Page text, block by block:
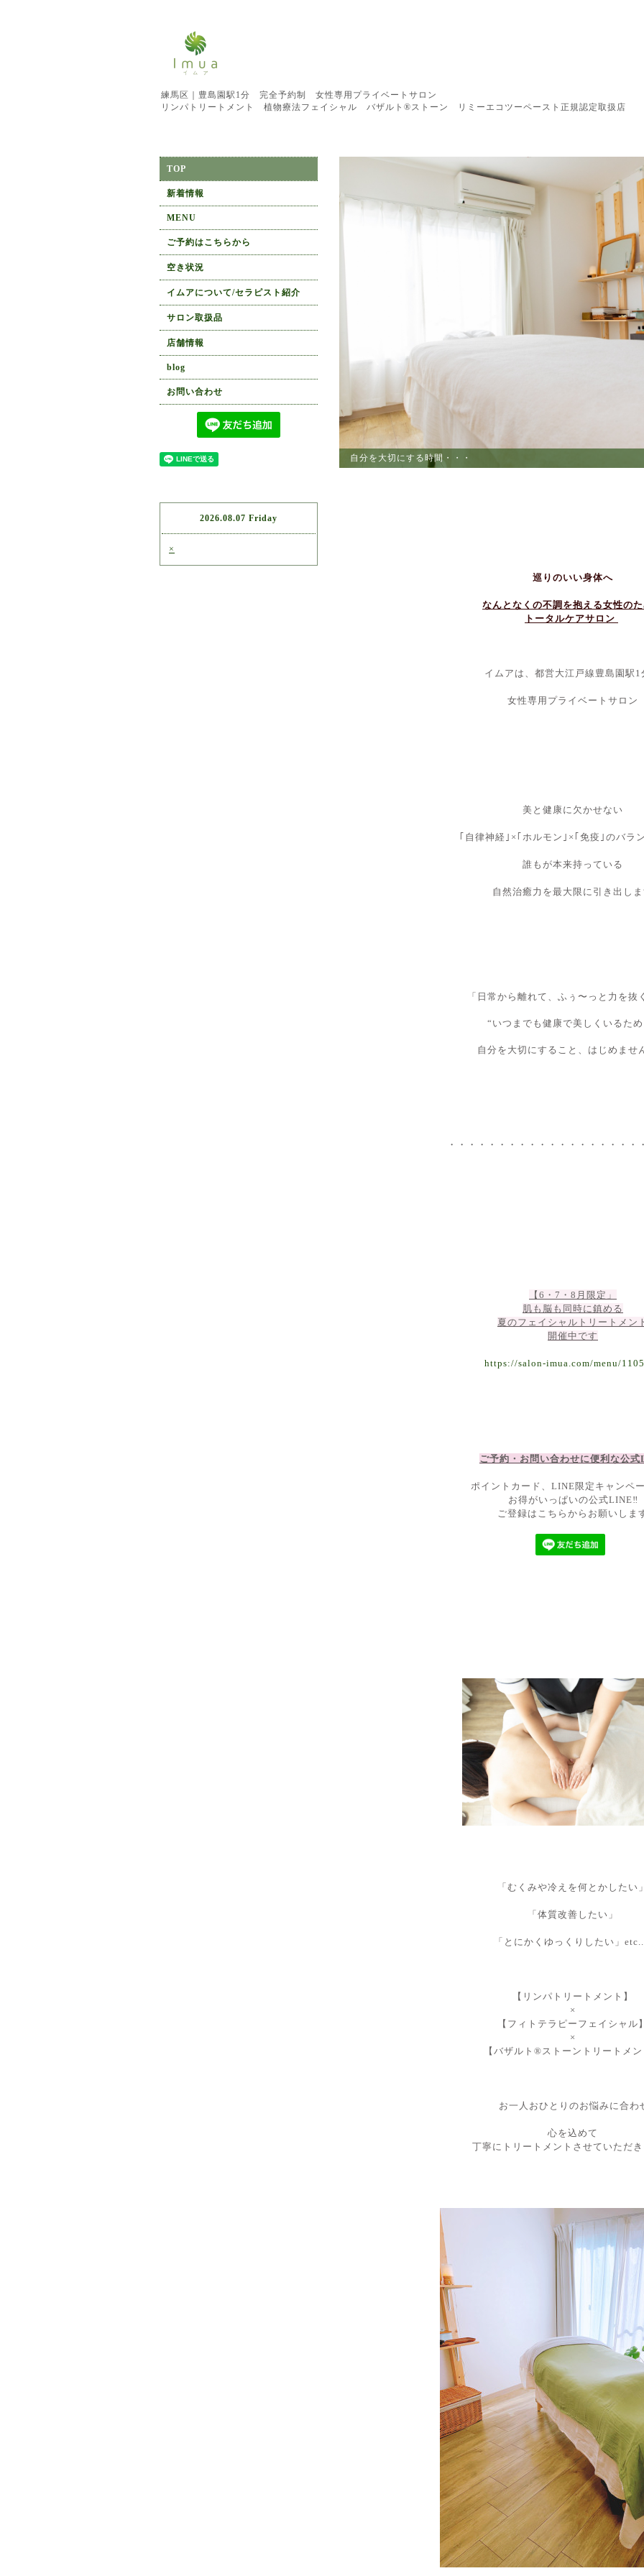
練馬区｜豊島園駅1分 完全予約制 女性専用プライベートサロン
リンパトリートメント 植物療法フェイシャル バザルト®︎ストーン リミーエコツーペースト正規認定取扱店
自分を大切にする時間・・・
ストレスからの解放
巡りのいい身体へ
なんとなくの不調を抱える女性の
トータルケアサロン
イムアは、都営大江戸線豊島園駅1
女性専用プライベートサロン
美と健康に欠かせない
｢自律神経｣×｢ホルモン｣×｢免疫｣のバラ
誰もが本来持っている
自然治癒力を最大限に引き出し
「日常から離れて、ふぅ〜っと力を抜
“いつまでも健康で美しくいるた
自分を大切にすること、はじめませ
・・・・・・・・・・・・・・・・・・・
【6・7・8月限定」
肌も脳も同時に鎮める
夏のフェイシャルトリートメン
開催中です
https://salon-imua.com/menu/
ご予約・お問い合わせに便利な公式
ポイントカード、LINE限定キャンペ
お得がいっぱいの公式LINE‼
ご登録はこちらからお願いしま
「むくみや冷えを何とかしたい
「体質改善したい」
「とにかくゆっくりしたい 」
【リンパトリートメント】
×
【フィトテラピーフェイシャル
×
【バザルト®︎ストーントリートメ
お一人おひとりのお悩みに合わ
心を込めて
丁寧にトリートメントさせていただ
TOP
新着情報
MENU
ご予約はこちらから
空き状況
イムアについて/セラピスト紹介
サロン取扱品
店舗情報
blog
お問い合わせ
2026.08.07 Friday
×